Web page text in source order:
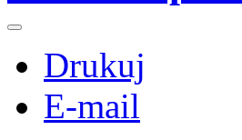
Drukuj
E-mail